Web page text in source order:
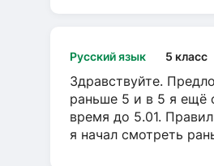
Русский язык 5 класс
Здравствуйте.
раньше 5 и в 5 я ещё
время до 5.01.
я начал смотреть